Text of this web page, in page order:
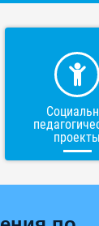
проекты